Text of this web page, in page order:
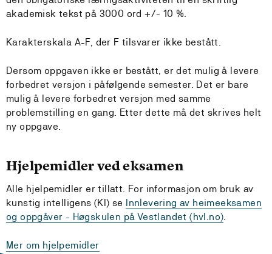
akademisk tekst på 3000 ord +/- 10 %.
Karakterskala A-F, der F tilsvarer ikke bestått.
Dersom oppgaven ikke er bestått, er det mulig å levere
forbedret versjon i påfølgende semester. Det er bare
mulig å levere forbedret versjon med samme
problemstilling en gang. Etter dette må det skrives helt
ny oppgave.
Hjelpemidler ved eksamen
Alle hjelpemidler er tillatt. For informasjon om bruk av
kunstig intelligens (KI) se Innlevering av heimeeksamen
og oppgåver - Høgskulen på Vestlandet (hvl.no).
Mer om hjelpemidler